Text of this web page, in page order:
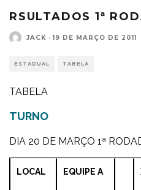
RSULTADOS 1ª
JACK · 19 DE MARÇO DE 2011
ESTADUAL TABELA
TABELA
TURNO
DIA 20 DE MARÇO 1ª
LOCAL EQUIPE A